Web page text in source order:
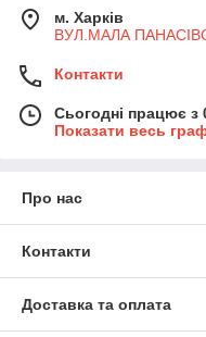
м. Харків
ВУЛ.МАЛА
Контакти
Сьогодні працює з
Показати весь
Про нас
Контакти
Доставка та оплата